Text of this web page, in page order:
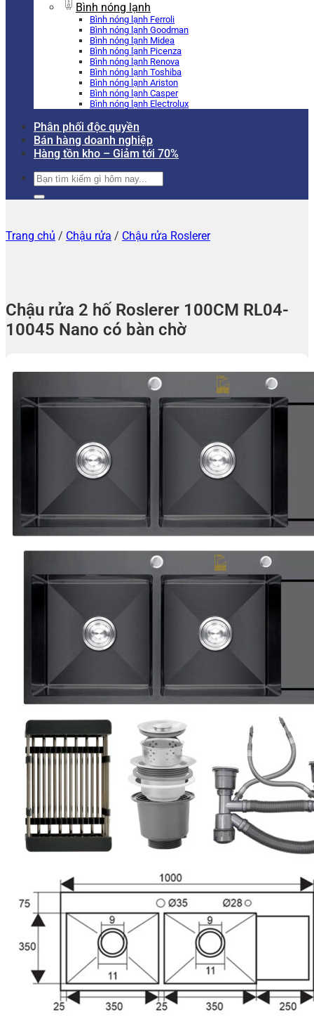
Bình nóng lạnh
Bình nóng lạnh Ferroli
Bình nóng lạnh Goodman
Bình nóng lạnh Midea
Bình nóng lạnh Picenza
Bình nóng lạnh Renova
Bình nóng lạnh Toshiba
Bình nóng lạnh Ariston
Bình nóng lạnh Casper
Bình nóng lạnh Electrolux
Phân phối độc quyền
Bán hàng doanh nghiệp
Hàng tồn kho – Giảm tới 70%
Tìm
kiếm:
Trang chủ / Chậu rửa / Chậu rửa Roslerer
Chậu rửa 2 hố Roslerer 100CM RL04-
10045 Nano có bàn chờ